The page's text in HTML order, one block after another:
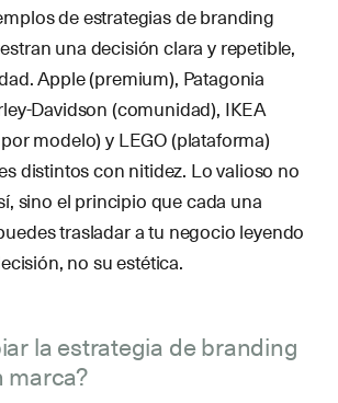
de estrategias de branding
una decisión clara y repetible,
Apple (premium), Patagonia
Davidson (comunidad), IKEA
modelo) y LEGO (plataforma)
distintos con nitidez. Lo valioso no
sino el principio que cada una
trasladar a tu negocio leyendo
no su estética.
la estrategia de branding
marca?